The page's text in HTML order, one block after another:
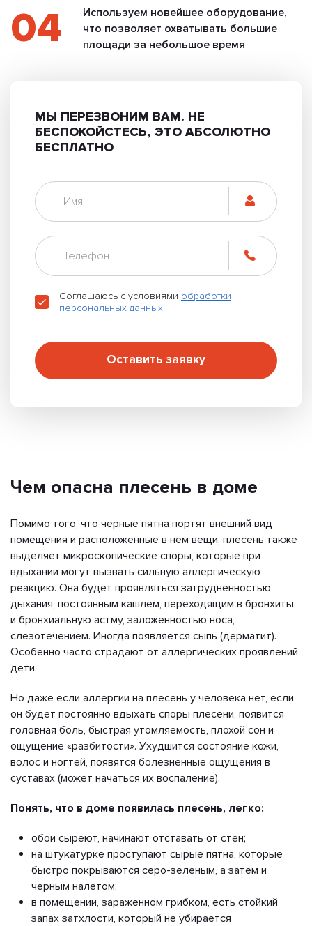
04
Используем новейшее оборудование,
что позволяет охватывать большие
площади за небольшое время
МЫ ПЕРЕЗВОНИМ ВАМ. НЕ
БЕСПОКОЙСТЕСЬ, ЭТО АБСОЛЮТНО
БЕСПЛАТНО
Соглашаюсь с условиями обработки
персональных данных
Оставить заявку
Чем опасна плесень в доме
Помимо того, что черные пятна портят внешний вид
помещения и расположенные в нем вещи, плесень также
выделяет микроскопические споры, которые при
вдыхании могут вызвать сильную аллергическую
реакцию. Она будет проявляться затрудненностью
дыхания, постоянным кашлем, переходящим в бронхиты
и бронхиальную астму, заложенностью носа,
слезотечением. Иногда появляется сыпь (дерматит).
Особенно часто страдают от аллергических проявлений
дети.
Но даже если аллергии на плесень у человека нет, если
он будет постоянно вдыхать споры плесени, появится
головная боль, быстрая утомляемость, плохой сон и
ощущение «разбитости». Ухудшится состояние кожи,
волос и ногтей, появятся болезненные ощущения в
суставах (может начаться их воспаление).
Понять, что в доме появилась плесень, легко:
обои сыреют, начинают отставать от стен;
на штукатурке проступают сырые пятна, которые
быстро покрываются серо-зеленым, а затем и
черным налетом;
в помещении, зараженном грибком, есть стойкий
запах затхлости, который не убирается